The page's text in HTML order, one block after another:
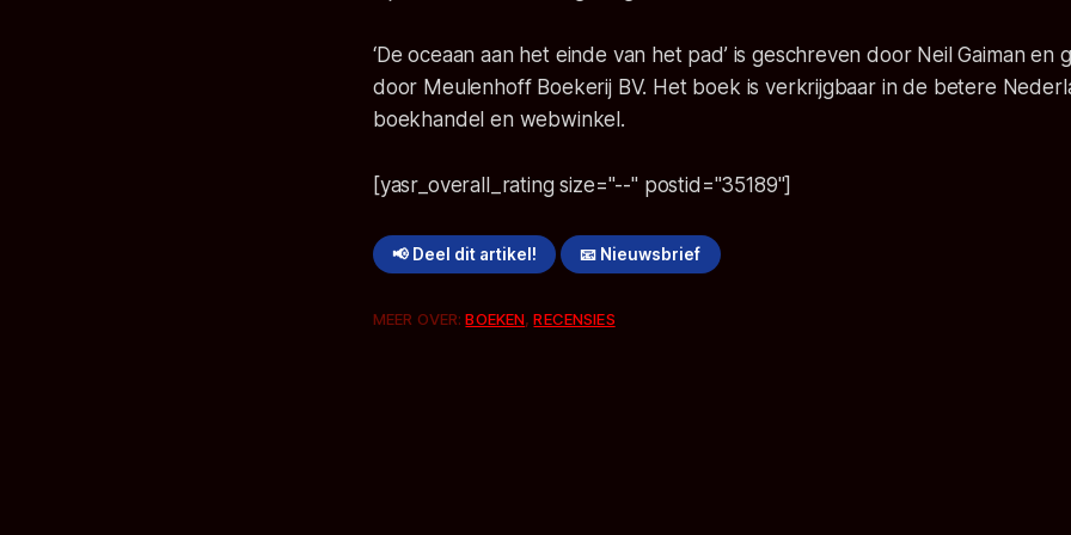
‘De oceaan aan het einde van het pad’ is geschreven door Neil Gaiman en
door Meulenhoff Boekerij BV. Het boek is verkrijgbaar in de betere
boekhandel en webwinkel.
[yasr_overall_rating size="--" postid="35189"]
📢 Deel dit artikel! 📧 Nieuwsbrief
MEER OVER:BOEKEN,RECENSIES